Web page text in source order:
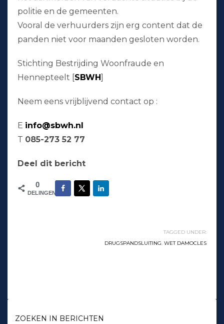
politie en de gemeenten.
Vooral de verhuurders zijn erg content dat de
panden niet voor maanden gesloten worden.
Stichting Bestrijding Woonfraude en
Hennepteelt [SBWH]
Neem eens vrijblijvend contact op :
E info@sbwh.nl
T 085-273 52 77
Deel dit bericht
0
DELINGEN
TAGGED UNDER:
DRUGSPANDSLUITING, WET DAMOCLES
ZOEKEN IN BERICHTEN